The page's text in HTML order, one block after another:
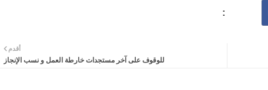
أقدم
للوقوف على آخر مستجدات خارطة العمل و نسب الإنجاز